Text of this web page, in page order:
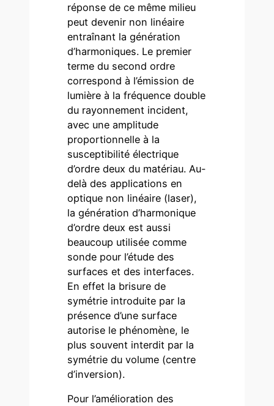
réponse de ce même milieu
peut devenir non linéaire
entraînant la génération
d’harmoniques. Le premier
terme du second ordre
correspond à l’émission de
lumière à la fréquence double
du rayonnement incident,
avec une amplitude
proportionnelle à la
susceptibilité électrique
d’ordre deux du matériau. Au-
delà des applications en
optique non linéaire (laser),
la génération d’harmonique
d’ordre deux est aussi
beaucoup utilisée comme
sonde pour l’étude des
surfaces et des interfaces.
En effet la brisure de
symétrie introduite par la
présence d’une surface
autorise le phénomène, le
plus souvent interdit par la
symétrie du volume (centre
d’inversion).
Pour l’amélioration des